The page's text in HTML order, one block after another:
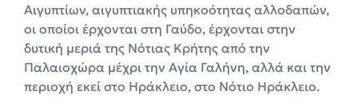
Αιγυπτίων, αιγυπτιακής υπηκοότητας αλλοδαπών,
οι οποίοι έρχονται στη Γαύδο, έρχονται στην
δυτική μεριά της Νότιας Κρήτης από την
Παλαιοχώρα μέχρι την Αγία Γαλήνη, αλλά και την
περιοχή εκεί στο Ηράκλειο, στο Νότιο Ηράκλειο.